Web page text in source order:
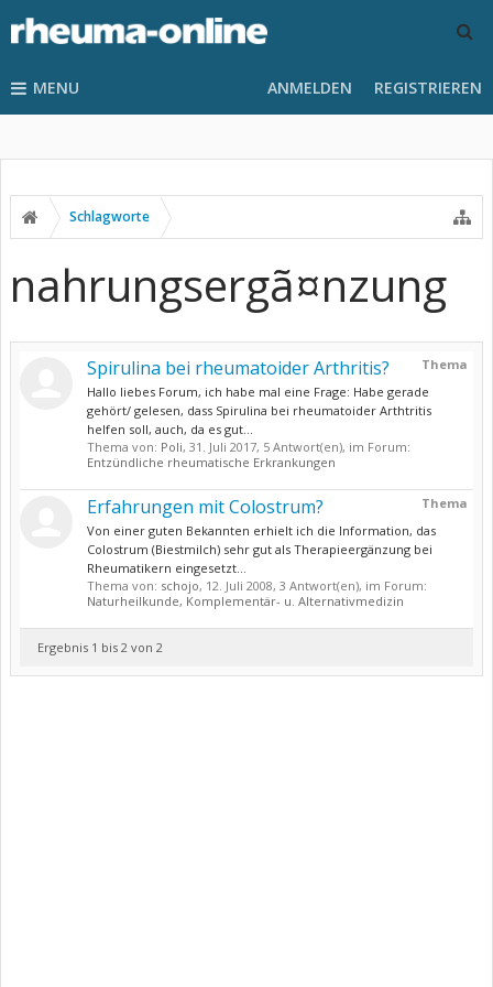
MENU ANMELDEN REGISTRIEREN
Schlagworte
nahrungsergã¤nzung
Thema
Spirulina bei rheumatoider Arthritis?
Hallo liebes Forum, ich habe mal eine Frage: Habe gerade
gehört/ gelesen, dass Spirulina bei rheumatoider Arthtritis
helfen soll, auch, da es gut...
Thema von: Poli, 31. Juli 2017, 5 Antwort(en), im Forum:
Entzündliche rheumatische Erkrankungen
Thema
Erfahrungen mit Colostrum?
Von einer guten Bekannten erhielt ich die Information, das
Colostrum (Biestmilch) sehr gut als Therapieergänzung bei
Rheumatikern eingesetzt...
Thema von: schojo, 12. Juli 2008, 3 Antwort(en), im Forum:
Naturheilkunde, Komplementär- u. Alternativmedizin
Ergebnis 1 bis 2 von 2